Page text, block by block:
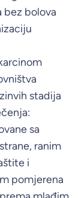
bolova
stadija
sa
ranim
i
pomjerena